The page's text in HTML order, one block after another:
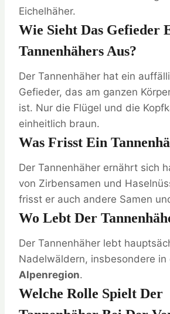
Eichelhäher.
Wie Sieht Das Gefieder
Tannenhähers Aus?
Der Tannenhäher hat ein
Gefieder, das am ganzen
ist. Nur die Flügel und die
einheitlich braun.
Was Frisst Ein
Der Tannenhäher ernährt sich
von Zirbensamen und
frisst er auch andere Samen
Wo Lebt Der
Der Tannenhäher lebt
Nadelwäldern, insbesondere in
Alpenregion.
Welche Rolle Spielt Der